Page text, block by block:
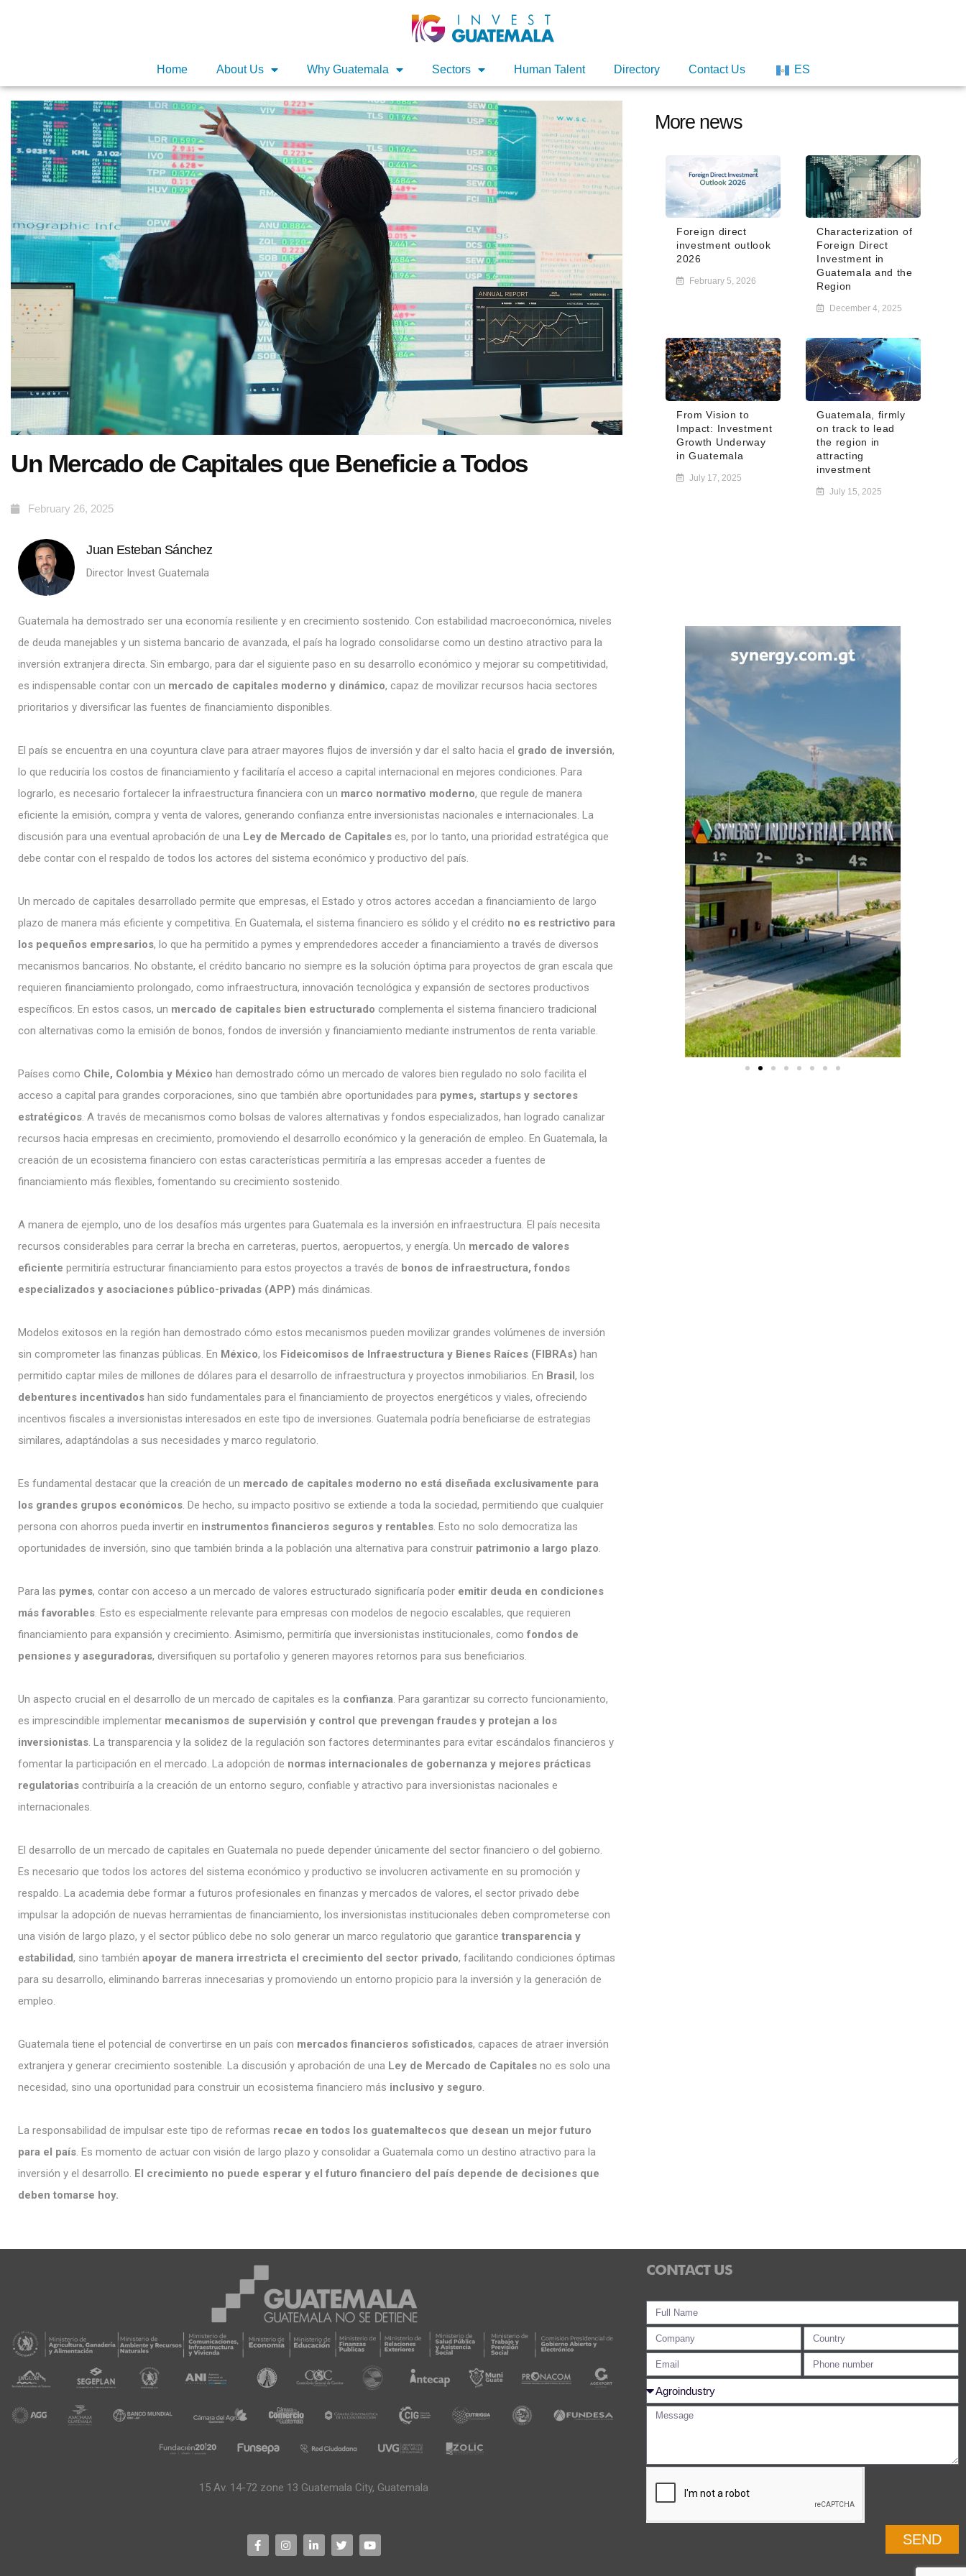
Home About Us Why Guatemala Sectors Human Talent Directory Contact Us ES
Un Mercado de Capitales que Beneficie a Todos
February 26, 2025
Juan Esteban Sánchez
Director Invest Guatemala
Guatemala ha demostrado ser una economía resiliente y en crecimiento sostenido. Con estabilidad macroeconómica, niveles
de deuda manejables y un sistema bancario de avanzada, el país ha logrado consolidarse como un destino atractivo para la
inversión extranjera directa. Sin embargo, para dar el siguiente paso en su desarrollo económico y mejorar su competitividad,
es indispensable contar con un mercado de capitales moderno y dinámico, capaz de movilizar recursos hacia sectores
prioritarios y diversificar las fuentes de financiamiento disponibles.
El país se encuentra en una coyuntura clave para atraer mayores flujos de inversión y dar el salto hacia el grado de inversión,
lo que reduciría los costos de financiamiento y facilitaría el acceso a capital internacional en mejores condiciones. Para
lograrlo, es necesario fortalecer la infraestructura financiera con un marco normativo moderno, que regule de manera
eficiente la emisión, compra y venta de valores, generando confianza entre inversionistas nacionales e internacionales. La
discusión para una eventual aprobación de una Ley de Mercado de Capitales es, por lo tanto, una prioridad estratégica que
debe contar con el respaldo de todos los actores del sistema económico y productivo del país.
Un mercado de capitales desarrollado permite que empresas, el Estado y otros actores accedan a financiamiento de largo
plazo de manera más eficiente y competitiva. En Guatemala, el sistema financiero es sólido y el crédito no es restrictivo para
los pequeños empresarios, lo que ha permitido a pymes y emprendedores acceder a financiamiento a través de diversos
mecanismos bancarios. No obstante, el crédito bancario no siempre es la solución óptima para proyectos de gran escala que
requieren financiamiento prolongado, como infraestructura, innovación tecnológica y expansión de sectores productivos
específicos. En estos casos, un mercado de capitales bien estructurado complementa el sistema financiero tradicional
con alternativas como la emisión de bonos, fondos de inversión y financiamiento mediante instrumentos de renta variable.
Países como Chile, Colombia y México han demostrado cómo un mercado de valores bien regulado no solo facilita el
acceso a capital para grandes corporaciones, sino que también abre oportunidades para pymes, startups y sectores
estratégicos. A través de mecanismos como bolsas de valores alternativas y fondos especializados, han logrado canalizar
recursos hacia empresas en crecimiento, promoviendo el desarrollo económico y la generación de empleo. En Guatemala, la
creación de un ecosistema financiero con estas características permitiría a las empresas acceder a fuentes de
financiamiento más flexibles, fomentando su crecimiento sostenido.
A manera de ejemplo, uno de los desafíos más urgentes para Guatemala es la inversión en infraestructura. El país necesita
recursos considerables para cerrar la brecha en carreteras, puertos, aeropuertos, y energía. Un mercado de valores
eficiente permitiría estructurar financiamiento para estos proyectos a través de bonos de infraestructura, fondos
especializados y asociaciones público-privadas (APP) más dinámicas.
Modelos exitosos en la región han demostrado cómo estos mecanismos pueden movilizar grandes volúmenes de inversión
sin comprometer las finanzas públicas. En México, los Fideicomisos de Infraestructura y Bienes Raíces (FIBRAs) han
permitido captar miles de millones de dólares para el desarrollo de infraestructura y proyectos inmobiliarios. En Brasil , los
debentures incentivados han sido fundamentales para el financiamiento de proyectos energéticos y viales, ofreciendo
incentivos fiscales a inversionistas interesados en este tipo de inversiones. Guatemala podría beneficiarse de estrategias
similares, adaptándolas a sus necesidades y marco regulatorio.
Es fundamental destacar que la creación de un mercado de capitales moderno no está diseñada exclusivamente para
los grandes grupos económicos. De hecho, su impacto positivo se extiende a toda la sociedad, permitiendo que cualquier
persona con ahorros pueda invertir en instrumentos financieros seguros y rentables. Esto no solo democratiza las
oportunidades de inversión, sino que también brinda a la población una alternativa para construir patrimonio a largo plazo.
Para las pymes, contar con acceso a un mercado de valores estructurado significaría poder emitir deuda en condiciones
más favorables. Esto es especialmente relevante para empresas con modelos de negocio escalables, que requieren
financiamiento para expansión y crecimiento. Asimismo, permitiría que inversionistas institucionales, como fondos de
pensiones y aseguradoras, diversifiquen su portafolio y generen mayores retornos para sus beneficiarios.
Un aspecto crucial en el desarrollo de un mercado de capitales es la confianza. Para garantizar su correcto funcionamiento,
es imprescindible implementar mecanismos de supervisión y control que prevengan fraudes y protejan a los
inversionistas. La transparencia y la solidez de la regulación son factores determinantes para evitar escándalos financieros y
fomentar la participación en el mercado. La adopción de normas internacionales de gobernanza y mejores prácticas
regulatorias contribuiría a la creación de un entorno seguro, confiable y atractivo para inversionistas nacionales e
internacionales.
El desarrollo de un mercado de capitales en Guatemala no puede depender únicamente del sector financiero o del gobierno.
Es necesario que todos los actores del sistema económico y productivo se involucren activamente en su promoción y
respaldo. La academia debe formar a futuros profesionales en finanzas y mercados de valores, el sector privado debe
impulsar la adopción de nuevas herramientas de financiamiento, los inversionistas institucionales deben comprometerse con
una visión de largo plazo, y el sector público debe no solo generar un marco regulatorio que garantice transparencia y
estabilidad, sino también apoyar de manera irrestricta el crecimiento del sector privado, facilitando condiciones óptimas
para su desarrollo, eliminando barreras innecesarias y promoviendo un entorno propicio para la inversión y la generación de
empleo.
Guatemala tiene el potencial de convertirse en un país con mercados financieros sofisticados, capaces de atraer inversión
extranjera y generar crecimiento sostenible. La discusión y aprobación de una Ley de Mercado de Capitales no es solo una
necesidad, sino una oportunidad para construir un ecosistema financiero más inclusivo y seguro.
La responsabilidad de impulsar este tipo de reformas recae en todos los guatemaltecos que desean un mejor futuro
para el país. Es momento de actuar con visión de largo plazo y consolidar a Guatemala como un destino atractivo para la
inversión y el desarrollo. El crecimiento no puede esperar y el futuro financiero del país depende de decisiones que
deben tomarse hoy.
More news
Foreign direct
investment outlook
2026
February 5, 2026
Characterization of
Foreign Direct
Investment in
Guatemala and the
Region
December 4, 2025
From Vision to
Impact: Investment
Growth Underway
in Guatemala
July 17, 2025
Guatemala, firmly
on track to lead
the region in
attracting
investment
July 15, 2025
15 Av. 14-72 zone 13 Guatemala City, Guatemala
CONTACT US
SEND